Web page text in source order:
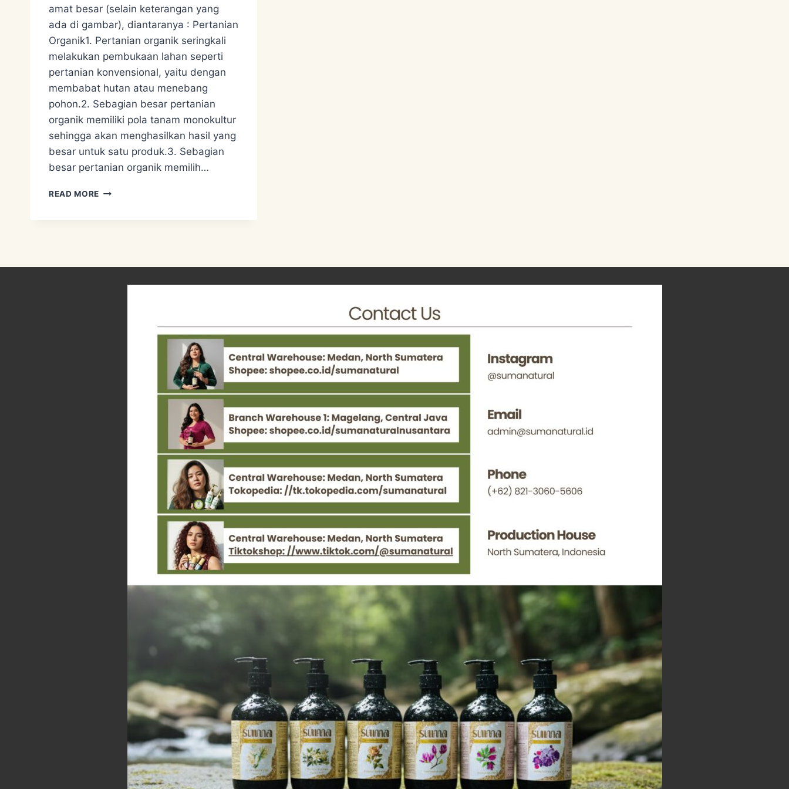
amat besar (selain keterangan yang
ada di gambar), diantaranya : Pertanian
Organik1. Pertanian organik seringkali
melakukan pembukaan lahan seperti
pertanian konvensional, yaitu dengan
membabat hutan atau menebang
pohon.2. Sebagian besar pertanian
organik memiliki pola tanam monokultur
sehingga akan menghasilkan hasil yang
besar untuk satu produk.3. Sebagian
besar pertanian organik memilih…
READ MORE PERBEDAAN